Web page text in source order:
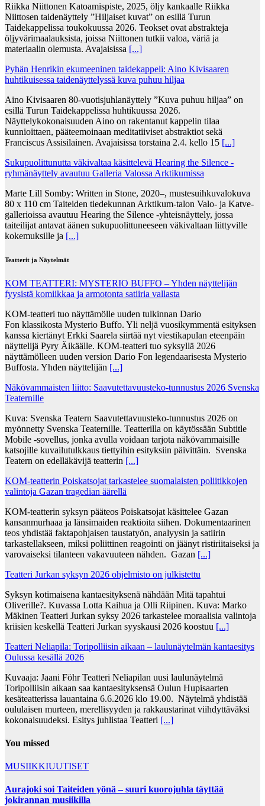
Riikka Niittonen Katoamispiste, 2025, öljy kankaalle Riikka
Niittosen taidenäyttely ”Hiljaiset kuvat” on esillä Turun
Taidekappelissa toukokuussa 2026. Teokset ovat abstrakteja
öljyvärimaalauksista, joissa Niittonen tutkii valoa, väriä ja
materiaalin olemusta. Avajaisissa [...]
Pyhän Henrikin ekumeeninen taidekappeli: Aino Kivisaaren
huhtikuisessa taidenäyttelyssä kuva puhuu hiljaa
Aino Kivisaaren 80-vuotisjuhlanäyttely ”Kuva puhuu hiljaa” on
esillä Turun Taidekappelissa huhtikuussa 2026.
Näyttelykokonaisuuden Aino on rakentanut kappelin tilaa
kunnioittaen, pääteemoinaan meditatiiviset abstraktiot sekä
Franciscus Assisilainen. Avajaisissa torstaina 2.4. kello 15 [...]
Sukupuolittunutta väkivaltaa käsittelevä Hearing the Silence -
ryhmänäyttely avautuu Galleria Valossa Arktikumissa
Marte Lill Somby: Written in Stone, 2020–, mustesuihkuvalokuva
80 x 110 cm Taiteiden tiedekunnan Arktikum-talon Valo- ja Katve-
gallerioissa avautuu Hearing the Silence -yhteisnäyttely, jossa
taiteilijat antavat äänen sukupuolittuneeseen väkivaltaan liittyville
kokemuksille ja [...]
Teatterit ja Näytelmät
KOM TEATTERI: MYSTERIO BUFFO – Yhden näyttelijän
fyysistä komiikkaa ja armotonta satiiria vallasta
KOM-teatteri tuo näyttämölle uuden tulkinnan Dario
Fon klassikosta Mysterio Buffo. Yli neljä vuosikymmentä esityksen
kanssa kiertänyt Erkki Saarela siirtää nyt viestikapulan eteenpäin
näyttelijä Pyry Äikäälle. KOM-teatteri tuo syksyllä 2026
näyttämölleen uuden version Dario Fon legendaarisesta Mysterio
Buffosta. Yhden näyttelijän [...]
Näkövammaisten liitto: Saavutettavuusteko-tunnustus 2026 Svenska
Teaternille
Kuva: Svenska Teatern Saavutettavuusteko-tunnustus 2026 on
myönnetty Svenska Teaternille. Teatterilla on käytössään Subtitle
Mobile -sovellus, jonka avulla voidaan tarjota näkövammaisille
katsojille kuvailutulkkaus tiettyihin esityksiin päivittäin. Svenska
Teatern on edelläkävijä teatterin [...]
KOM-teatterin Poiskatsojat tarkastelee suomalaisten poliitikkojen
valintoja Gazan tragedian äärellä
KOM-teatterin syksyn pääteos Poiskatsojat käsittelee Gazan
kansanmurhaaa ja länsimaiden reaktioita siihen. Dokumentaarinen
teos yhdistää faktapohjaisen taustatyön, analyysin ja satiirin
tarkastellakseen, miksi poliittinen reagointi on jäänyt ristiriitaiseksi ja
varovaiseksi tilanteen vakavuuteen nähden. Gazan [...]
Teatteri Jurkan syksyn 2026 ohjelmisto on julkistettu
Syksyn kotimaisena kantaesityksenä nähdään Mitä tapahtui
Oliverille?. Kuvassa Lotta Kaihua ja Olli Riipinen. Kuva: Marko
Mäkinen Teatteri Jurkan syksy 2026 tarkastelee moraalisia valintoja
kriisien keskellä Teatteri Jurkan syyskausi 2026 koostuu [...]
Teatteri Neliapila: Toripolliisin aikaan – laulunäytelmän kantaesitys
Oulussa kesällä 2026
Kuvaaja: Jaani Föhr Teatteri Neliapilan uusi laulunäytelmä
Toripolliisin aikaan saa kantaesityksensä Oulun Hupisaarten
kesäteatterissa lauantaina 6.6.2026 klo 19.00. Näytelmä yhdistää
oululaisen murteen, merellisyyden ja rakkaustarinat viihdyttäväksi
kokonaisuudeksi. Esitys juhlistaa Teatteri [...]
You missed
MUSIIKKIUUTISET
Aurajoki soi Taiteiden yönä – suuri kuorojuhla täyttää
jokirannan musiikilla